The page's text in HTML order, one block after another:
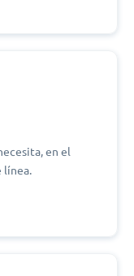
en el
línea.